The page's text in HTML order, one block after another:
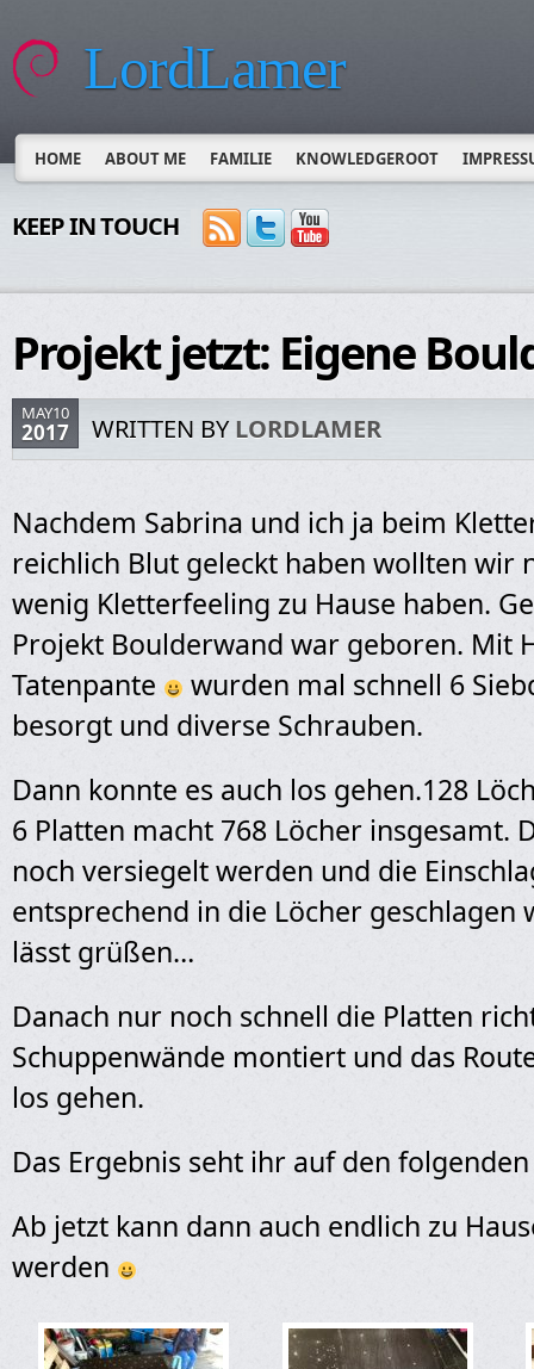
LordLamer
HOME ABOUT ME FAMILIE KNOWLEDGEROOT
KEEP IN TOUCH
Projekt jetzt: Eigene
MAY10
2017 WRITTEN BYLORDLAMER
Nachdem Sabrina und ich ja beim
reichlich Blut geleckt haben wollten wir
wenig Kletterfeeling zu Hause haben.
Projekt Boulderwand war geboren. Mit
Tatenpante
wurden mal schnell 6
besorgt und diverse Schrauben.
Dann konnte es auch los gehen.128
6 Platten macht 768 Löcher insgesamt.
noch versiegelt werden und die
entsprechend in die Löcher geschlagen
lässt grüßen…
Danach nur noch schnell die Platten
Schuppenwände montiert und das
los gehen.
Das Ergebnis seht ihr auf den
Ab jetzt kann dann auch endlich zu
werden